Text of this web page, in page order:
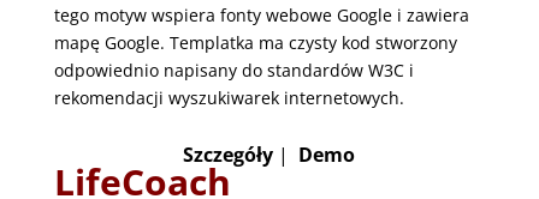
tego motyw wspiera fonty webowe Google i zawiera
mapę Google. Templatka ma czysty kod stworzony
odpowiednio napisany do standardów W3C i
rekomendacji wyszukiwarek internetowych.
Szczegóły | Demo
LifeCoach